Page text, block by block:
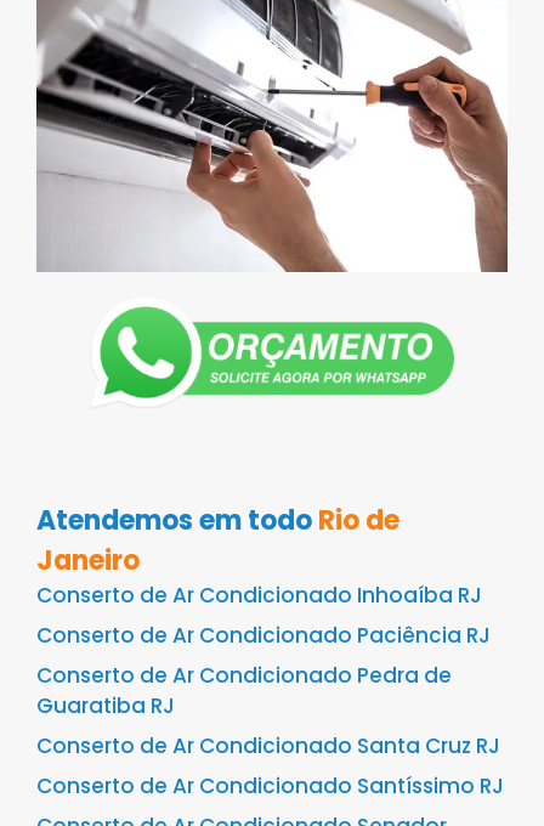
Atendemos em todoRio de
Janeiro
Conserto de Ar Condicionado Inhoaíba RJ
Conserto de Ar Condicionado Paciência RJ
Conserto de Ar Condicionado Pedra de
Guaratiba RJ
Conserto de Ar Condicionado Santa Cruz RJ
Conserto de Ar Condicionado Santíssimo RJ